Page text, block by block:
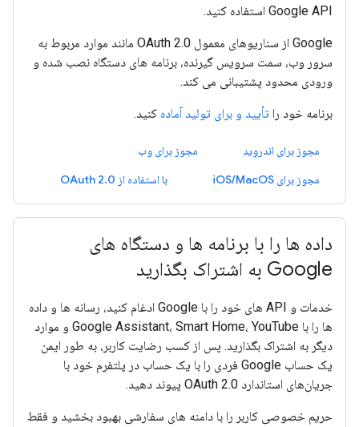
Google API استفاده کنید.
Google از سناریوهای معمول OAuth 2.0 مانند موارد مربوط به
سرور وب، سمت سرویس گیرنده، برنامه های دستگاه نصب شده و
ورودی محدود پشتیبانی می کند.
برنامه خود را تأیید و برای تولید آماده کنید.
مجوز برای اندروید
مجوز برای وب
مجوز برای iOS/MacOS
با استفاده از OAuth 2.0
داده ها را با برنامه ها و دستگاه های
Google به اشتراک بگذارید
خدمات و API های خود را با Google ادغام کنید، رسانه ها و داده
ها را با Google Assistant، Smart Home، YouTube و موارد
دیگر به اشتراک بگذارید. پس از کسب رضایت کاربر، به طور ایمن
یک حساب Google فردی را با یک حساب در پلتفرم خود با
جریان‌های استاندارد OAuth 2.0 پیوند دهید.
حریم خصوصی کاربر را با دامنه های سفارشی بهبود بخشید و فقط